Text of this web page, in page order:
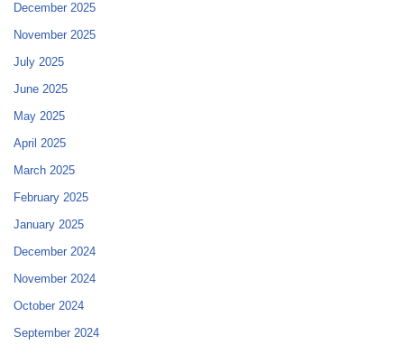
December 2025
November 2025
July 2025
June 2025
May 2025
April 2025
March 2025
February 2025
January 2025
December 2024
November 2024
October 2024
September 2024